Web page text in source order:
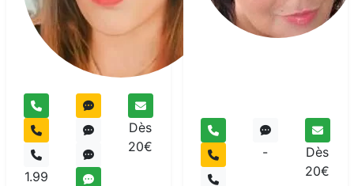
1.99
Dès
20€
-
Dès
20€